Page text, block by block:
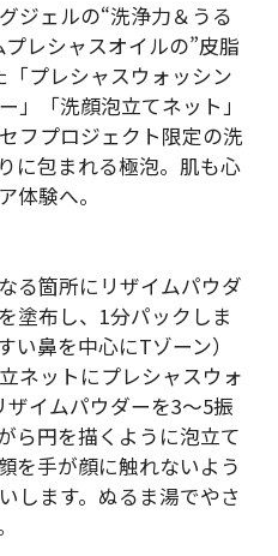
ジェルの“洗浄力＆うる
レシャスオイルの”皮脂
プレシャスウォッシン
」「洗顔泡立てネット」
フプロジェクト限定の洗
に包まれる極泡。肌も心
体験へ。
る箇所にリザイムパウダ
塗布し、1分パックしま
鼻を中心にTゾーン）
ネットにプレシャスウォ
イムパウダーを3～5振
ら円を描くように泡立て
を手が顔に触れないよう
します。ぬるま湯でやさ